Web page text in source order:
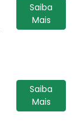
Saiba
Mais
Saiba
Mais